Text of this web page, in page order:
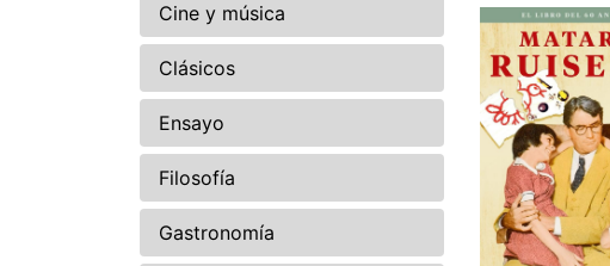
Cine y música
Clásicos
Ensayo
Filosofía
Gastronomía